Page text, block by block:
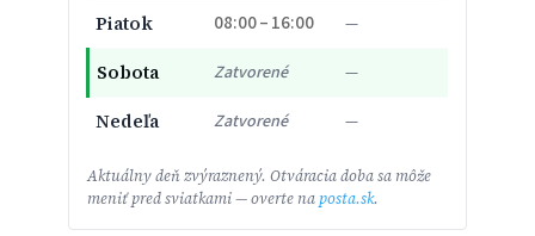
Piatok 08:00 – 16:00 —
Sobota Zatvorené —
Nedeľa Zatvorené —
Aktuálny deň zvýraznený. Otváracia doba sa môže
meniť pred sviatkami — overte naposta.sk.